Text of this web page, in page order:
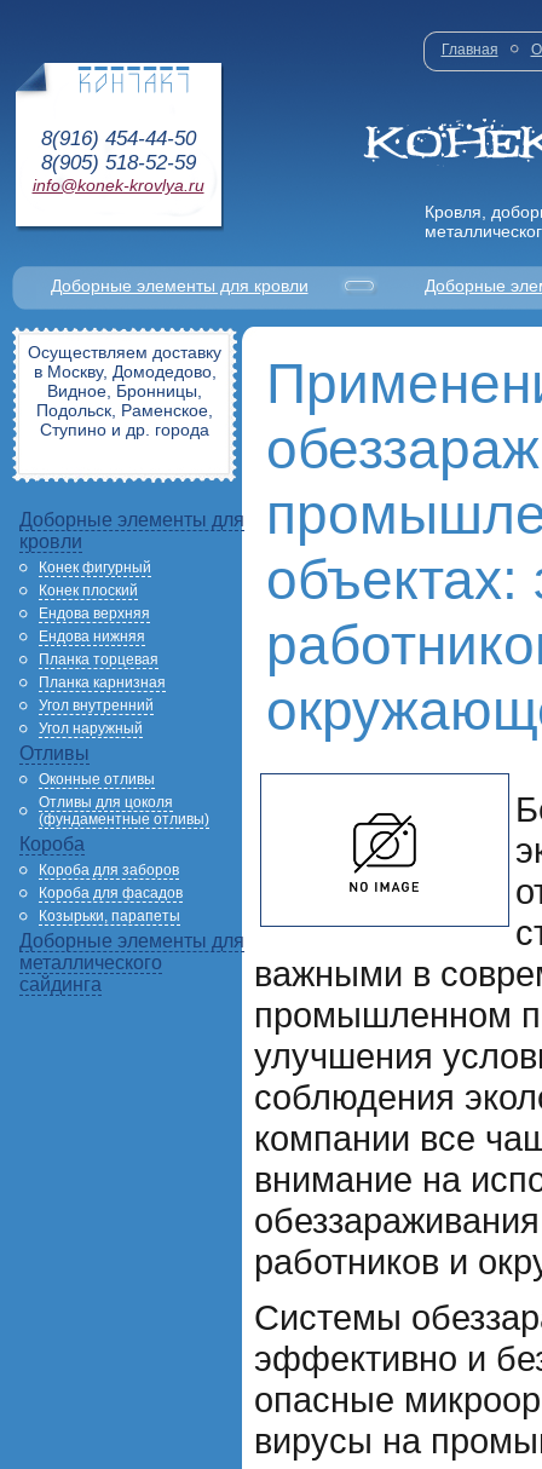
8(916) 454-44-50
8(905) 518-52-59
info@konek-krovlya.ru
Главная О
Кровля,
Доборные элементы для кровли Доборные
Осуществляем доставку
в Москву, Домодедово,
Видное, Бронницы,
Подольск, Раменское,
Ступино и др. города
Доборные элементы для
кровли
Конек фигурный
Конек плоский
Ендова верхняя
Ендова нижняя
Планка торцевая
Планка карнизная
Угол внутренний
Угол наружный
Отливы
Оконные отливы
Отливы для цоколя
(фундаментные отливы)
Короба
Короба для заборов
Короба для фасадов
Козырьки, парапеты
Доборные элементы для
металлического
сайдинга
важными в
промышленном
улучшения
соблюдения
компании все
внимание на
работников и
Системы
эффективно и
опасные
вирусы на